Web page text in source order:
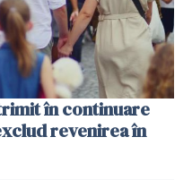
în continuare
revenirea în